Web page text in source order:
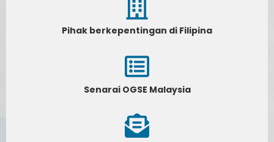
Pihak berkepentingan di Filipina
Senarai OGSE Malaysia